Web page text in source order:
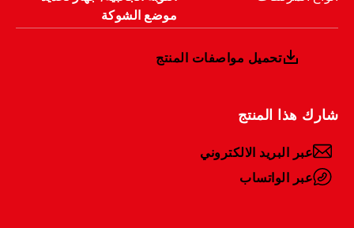
موضع الشوكة
تحميل مواصفات المنتج
شارك هذا المنتج
عبر البريد الالكتروني
عبر الواتساب